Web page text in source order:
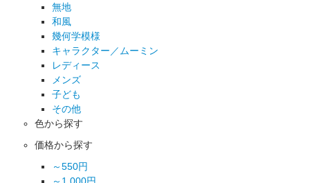
無地
和風
幾何学模様
キャラクター／ムーミン
レディース
メンズ
子ども
その他
色から探す
価格から探す
～550円
～1,000円